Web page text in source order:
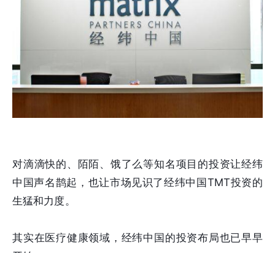
对滴滴快的、陌陌、饿了么等知名项目的投资让经纬
中国声名鹊起，也让市场见识了经纬中国TMT投资的
生猛和力度。
其实在医疗健康领域，经纬中国的投资布局也已早早